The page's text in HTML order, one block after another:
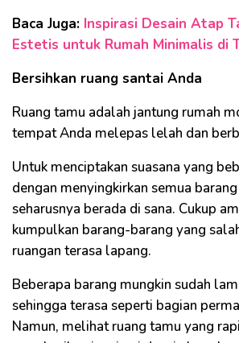
Baca Juga: Inspirasi Desain Atap
Estetis untuk Rumah Minimalis di
Bersihkan ruang santai Anda
Ruang tamu adalah jantung rumah
tempat Anda melepas lelah dan
Untuk menciptakan suasana yang
dengan menyingkirkan semua
seharusnya berada di sana. Cukup
kumpulkan barang-barang yang
ruangan terasa lapang.
Beberapa barang mungkin sudah
sehingga terasa seperti bagian
Namun, melihat ruang tamu yang